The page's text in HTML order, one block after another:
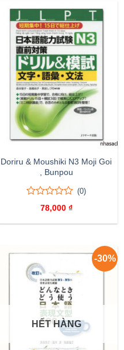
Doriru & Moushiki N3 Moji Goi
, Bunpou
5
(0)
78,000 ₫
-30%
HẾT HÀNG